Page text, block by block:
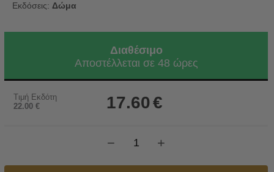
Εκδόσεις: Δώμα
Διαθέσιμο
Αποστέλλεται σε 48 ώρες
Τιμή Εκδότη
22.00 € 17.60€
+
−